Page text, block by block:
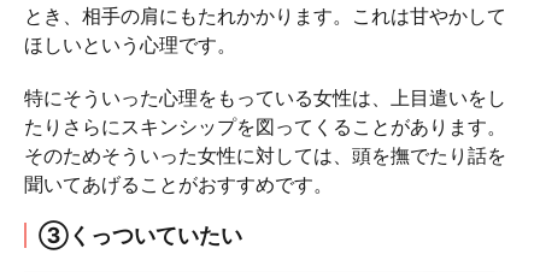
とき、相手の肩にもたれかかります。これは甘やかして
ほしいという心理です。
特にそういった心理をもっている女性は、上目遣いをし
たりさらにスキンシップを図ってくることがあります。
そのためそういった女性に対しては、頭を撫でたり話を
聞いてあげることがおすすめです。
③くっついていたい